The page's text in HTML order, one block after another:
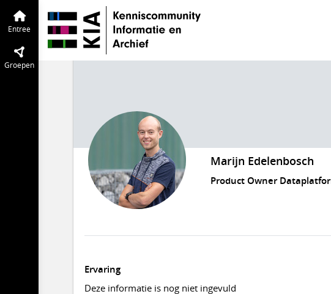
Entree
Groepen
Marijn Edelenbosch
Product Owner
Ervaring
Deze informatie is nog niet ingevuld